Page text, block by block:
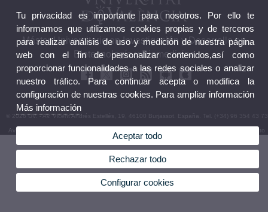
Máster Universitario en Investigación y Desarrollo en
Biotecnología y Biomedicina
© 2026 UV. - Av. Vicent Andrés Estellés, 19, 46100 Burjassot. España. Tel. (+34) 96 354 43 73
Aviso legal Buzón de contacto
Tu privacidad es importante para nosotros. Por ello te
informamos que utilizamos cookies propias y de terceros
para realizar análisis de uso y medición de nuestra página
web con el fin de personalizar contenidos,así como
proporcionar funcionalidades a las redes sociales o analizar
nuestro tráfico. Para continuar acepta o modifica la
configuración de nuestras cookies. Para ampliar información
Más información
Aceptar todo
Rechazar todo
Configurar cookies